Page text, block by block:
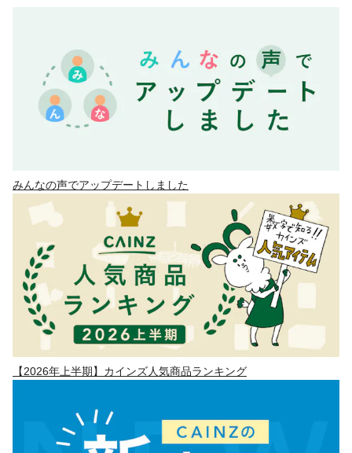
みんなの声でアップデートしました
【2026年上半期】カインズ人気商品ランキング